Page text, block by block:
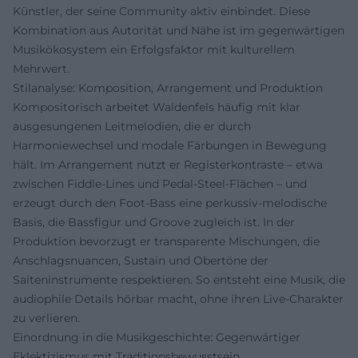
Künstler, der seine Community aktiv einbindet. Diese
Kombination aus Autorität und Nähe ist im gegenwärtigen
Musikökosystem ein Erfolgsfaktor mit kulturellem
Mehrwert.
Stilanalyse: Komposition, Arrangement und Produktion
Kompositorisch arbeitet Waldenfels häufig mit klar
ausgesungenen Leitmelodien, die er durch
Harmoniewechsel und modale Färbungen in Bewegung
hält. Im Arrangement nutzt er Registerkontraste – etwa
zwischen Fiddle-Lines und Pedal-Steel-Flächen – und
erzeugt durch den Foot-Bass eine perkussiv-melodische
Basis, die Bassfigur und Groove zugleich ist. In der
Produktion bevorzugt er transparente Mischungen, die
Anschlagsnuancen, Sustain und Obertöne der
Saiteninstrumente respektieren. So entsteht eine Musik, die
audiophile Details hörbar macht, ohne ihren Live-Charakter
zu verlieren.
Einordnung in die Musikgeschichte: Gegenwärtiger